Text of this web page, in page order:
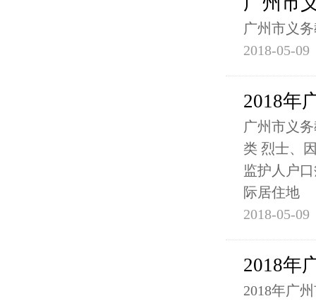
广州市义
2018-05-09
2018年
广州市义
类 烈士、
监护人户
际居住地
2018-05-09
2018年
2018年广